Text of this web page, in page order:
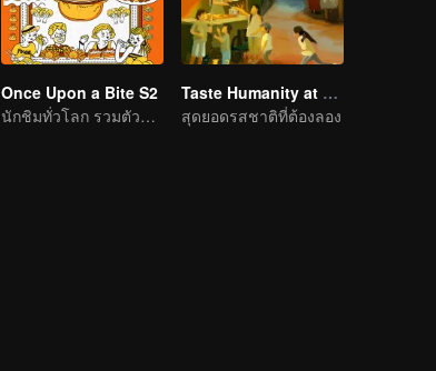
Once Upon a Bite S2
นักชิมทั่วโลก รวมตัวกัน!
Taste Humanity at Night S2
สุดยอดรสชาติที่ต้องลอง